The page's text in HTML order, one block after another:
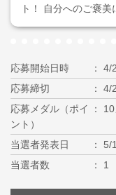
ト！ 自分へのご褒
応募開始日時
4/
応募締切
4/
応募メダル（ポイ
ント）
当選者発表日
5/1
当選者数
1